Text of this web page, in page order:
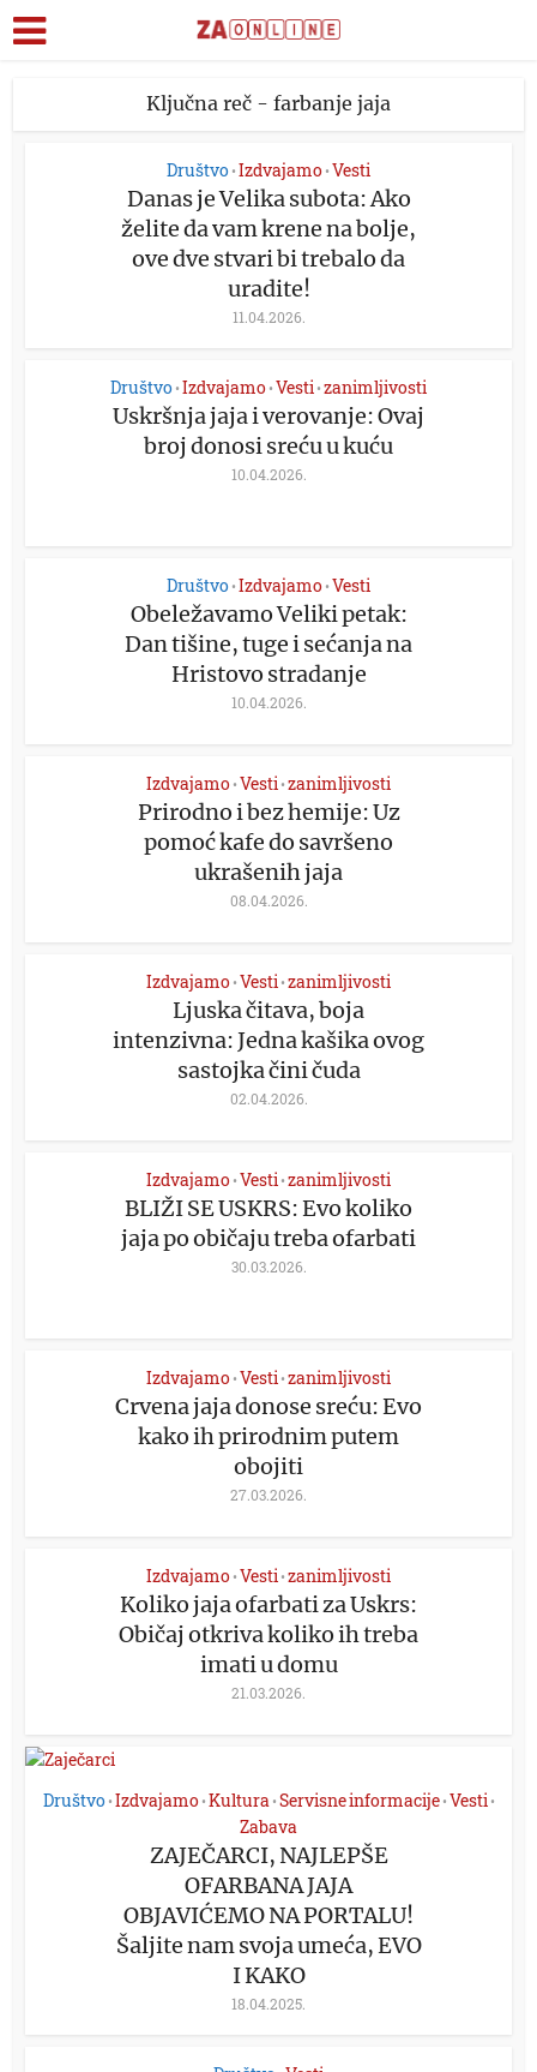
Ključna reč - farbanje jaja
Društvo•Izdvajamo•Vesti
Danas je Velika subota: Ako
želite da vam krene na bolje,
ove dve stvari bi trebalo da
uradite!
11.04.2026.
Društvo•Izdvajamo•Vesti•zanimljivosti
Uskršnja jaja i verovanje: Ovaj
broj donosi sreću u kuću
10.04.2026.
Društvo•Izdvajamo•Vesti
Obeležavamo Veliki petak:
Dan tišine, tuge i sećanja na
Hristovo stradanje
10.04.2026.
Izdvajamo•Vesti•zanimljivosti
Prirodno i bez hemije: Uz
pomoć kafe do savršeno
ukrašenih jaja
08.04.2026.
Izdvajamo•Vesti•zanimljivosti
Ljuska čitava, boja
intenzivna: Jedna kašika ovog
sastojka čini čuda
02.04.2026.
Izdvajamo•Vesti•zanimljivosti
BLIŽI SE USKRS: Evo koliko
jaja po običaju treba ofarbati
30.03.2026.
Izdvajamo•Vesti•zanimljivosti
Crvena jaja donose sreću: Evo
kako ih prirodnim putem
obojiti
27.03.2026.
Izdvajamo•Vesti•zanimljivosti
Koliko jaja ofarbati za Uskrs:
Običaj otkriva koliko ih treba
imati u domu
21.03.2026.
Društvo •Izdvajamo •Kultura •Servisne informacije •Vesti •
Zabava
ZAJEČARCI, NAJLEPŠE
OFARBANA JAJA
OBJAVIĆEMO NA PORTALU!
Šaljite nam svoja umeća, EVO
I KAKO
18.04.2025.